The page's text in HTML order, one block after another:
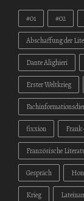
#01 #02
Abschaffung der
Dante Alighieri
Erster Weltkrieg
fixxion
Französische
Gespräch
Krieg